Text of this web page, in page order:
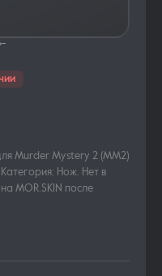
-
Murder Mystery 2 (MM2)
Нож. Нет в
MOR.SKIN после